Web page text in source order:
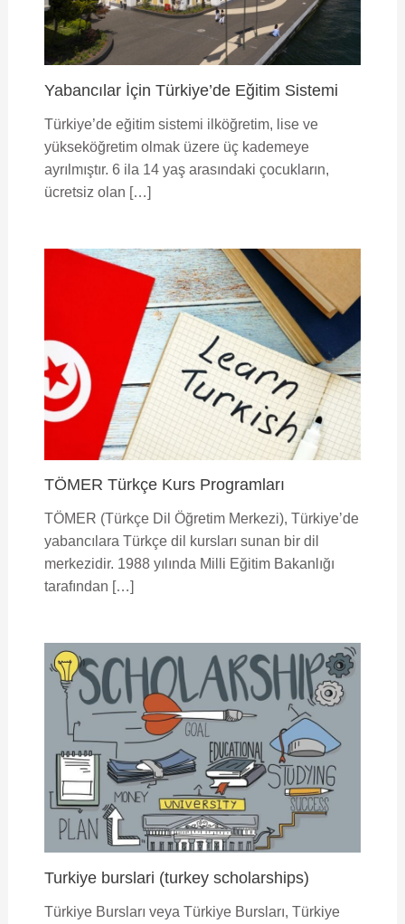
Yabancılar İçin Türkiye’de Eğitim Sistemi
Türkiye’de eğitim sistemi ilköğretim, lise ve
yükseköğretim olmak üzere üç kademeye
ayrılmıştır. 6 ila 14 yaş arasındaki çocukların,
ücretsiz olan […]
TÖMER Türkçe Kurs Programları
TÖMER (Türkçe Dil Öğretim Merkezi), Türkiye’de
yabancılara Türkçe dil kursları sunan bir dil
merkezidir. 1988 yılında Milli Eğitim Bakanlığı
tarafından […]
Turkiye burslari (turkey scholarships)
Türkiye Bursları veya Türkiye Bursları, Türkiye